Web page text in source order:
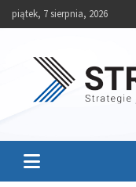
Skippiątek, 7 sierpnia, 2026
Strategie